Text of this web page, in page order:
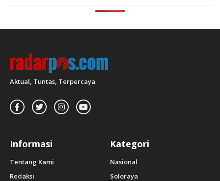
Aktual, Tuntas, Terpercaya
Informasi
Tentang Kami
Redaksi
Kategori
Nasional
Soloraya